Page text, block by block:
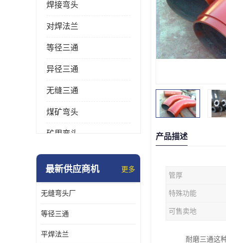
焊接弯头
对焊法兰
等径三通
异径三通
无缝三通
煤矿弯头
矿用弯头
冲压弯头
热压弯头
镀锌弯头
最新供应商机 更多
无缝弯头厂
等径三通
平焊法兰
产品描述
管厚
特殊功能
可售卖地
耐磨三通这